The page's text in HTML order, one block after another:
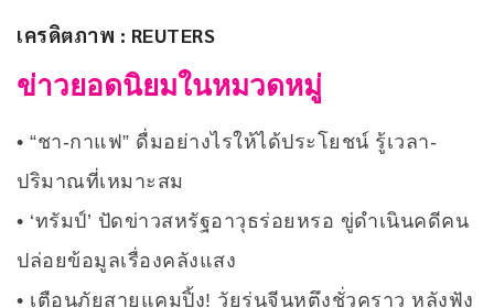
เครดิตภาพ : REUTERS
ข่าวยอดนิยมในหมวดหมู่
“ชา-กาแฟ” ดื่มอย่างไรให้ได้ประโยชน์ รู้เวลา-
ปริมาณที่เหมาะสม
‘ทรัมป์’ ปัดข่าวสหรัฐอาวุธร่อยหรอ ขู่ดำเนินคดีคน
ปล่อยข้อมูลเรื่องคลังแสง
เตือนภัยสายแคมปิ้ง! วัยรุ่นจีนหูตึงชั่วคราว หลังฟัง